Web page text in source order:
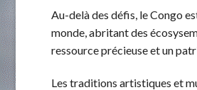
Au-delà des défis, le Congo
monde, abritant des
ressource précieuse et un
Les traditions artistiques et